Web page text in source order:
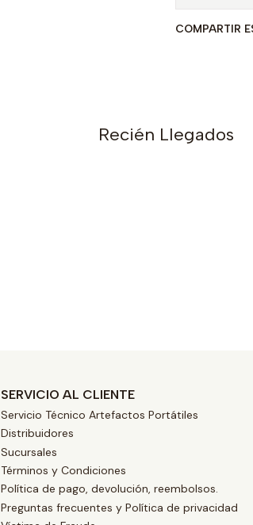
COMPARTIR
Recién Llegados
SERVICIO AL CLIENTE
Servicio Técnico Artefactos Portátiles
Distribuidores
Sucursales
Términos y Condiciones
Política de pago, devolución, reembolsos.
Preguntas frecuentes y Política de privacidad